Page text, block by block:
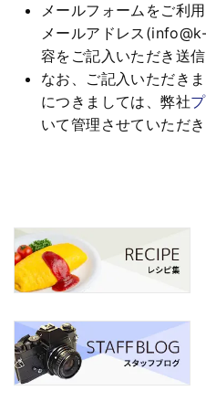
メールフォームをご利
メールアドレス
容をご記入いただき送信
なお、ご記入いただき
につきましては、弊社
いて管理させていただき